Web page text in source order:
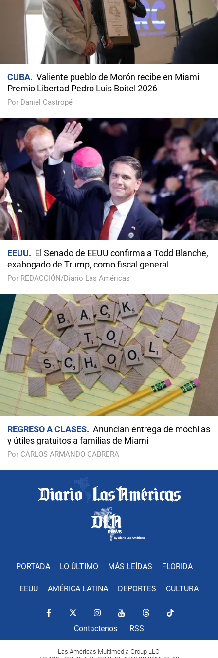
CUBA
Valiente pueblo de Morón recibe en Miami
Premio Libertad Pedro Luis Boitel 2026
Por Daniel Castropé
EEUU
El Senado de EEUU confirma a Todd Blanche,
exabogado de Trump, como fiscal general
Por REDACCIÓN/Diario Las Américas
REGRESO A CLASES
Anuncian entrega de mochilas
y útiles gratuitos a familias de Miami
Por CARLOS ARMANDO CABRERA
PORTADA LO ÚLTIMO MÁS LEÍDAS FLORIDA
EEUU AMÉRICA LATINA DEPORTES CULTURA
Contactenos RSS
Las Américas Multimedia Group LLC.